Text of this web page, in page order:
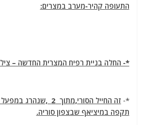
התעופה קהיר-מערב במצרים:
*- החלה בניית רפיח המצרית החדשה – צילום
*-
זה החייל הסורי,מתוך 2
תקפה במיציאף שבצפון סוריה.